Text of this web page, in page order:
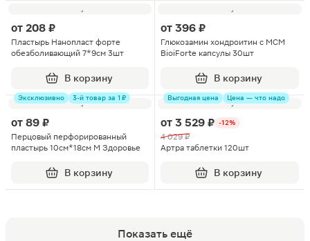
от 208 ₽
Пластырь Нанопласт форте
обезболивающий 7*9см 3шт
В корзину
от 396 ₽
Глюкозамин хондроитин с МСМ
BioiForte капсулы 30шт
В корзину
Эксклюзивно 3-й товар за 1 ₽
от 89 ₽
Перцовый перфорированный
пластырь 10см*18см М Здоровье
В корзину
Выгодная цена Цена — что надо
от 3 529 ₽ -12%
4 029 ₽
Артра таблетки 120шт
В корзину
Показать ещё